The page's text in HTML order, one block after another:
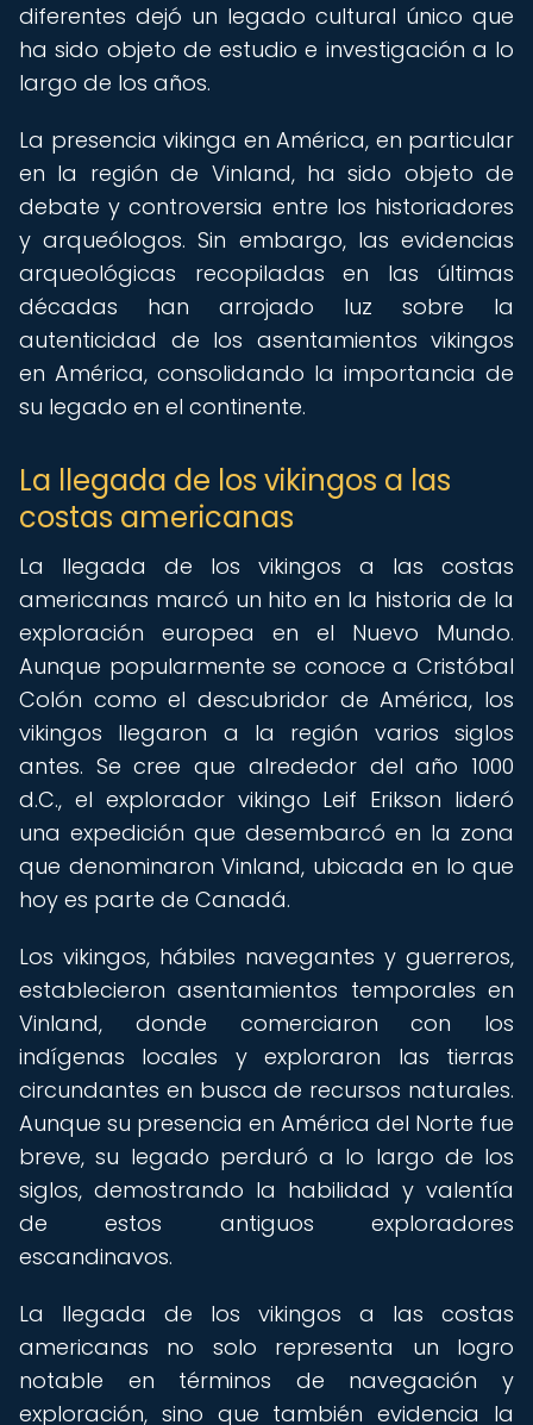
diferentes dejó un legado cultural único que
ha sido objeto de estudio e investigación a lo
largo de los años.
La presencia vikinga en América, en particular
en la región de Vinland, ha sido objeto de
debate y controversia entre los historiadores
y arqueólogos. Sin embargo, las evidencias
arqueológicas recopiladas en las últimas
décadas han arrojado luz sobre la
autenticidad de los asentamientos vikingos
en América, consolidando la importancia de
su legado en el continente.
La llegada de los vikingos a las
costas americanas
La llegada de los vikingos a las costas
americanas marcó un hito en la historia de la
exploración europea en el Nuevo Mundo.
Aunque popularmente se conoce a Cristóbal
Colón como el descubridor de América, los
vikingos llegaron a la región varios siglos
antes. Se cree que alrededor del año 1000
d.C., el explorador vikingo Leif Erikson lideró
una expedición que desembarcó en la zona
que denominaron Vinland, ubicada en lo que
hoy es parte de Canadá.
Los vikingos, hábiles navegantes y guerreros,
establecieron asentamientos temporales en
Vinland, donde comerciaron con los
indígenas locales y exploraron las tierras
circundantes en busca de recursos naturales.
Aunque su presencia en América del Norte fue
breve, su legado perduró a lo largo de los
siglos, demostrando la habilidad y valentía
de estos antiguos exploradores
escandinavos.
La llegada de los vikingos a las costas
americanas no solo representa un logro
notable en términos de navegación y
exploración, sino que también evidencia la